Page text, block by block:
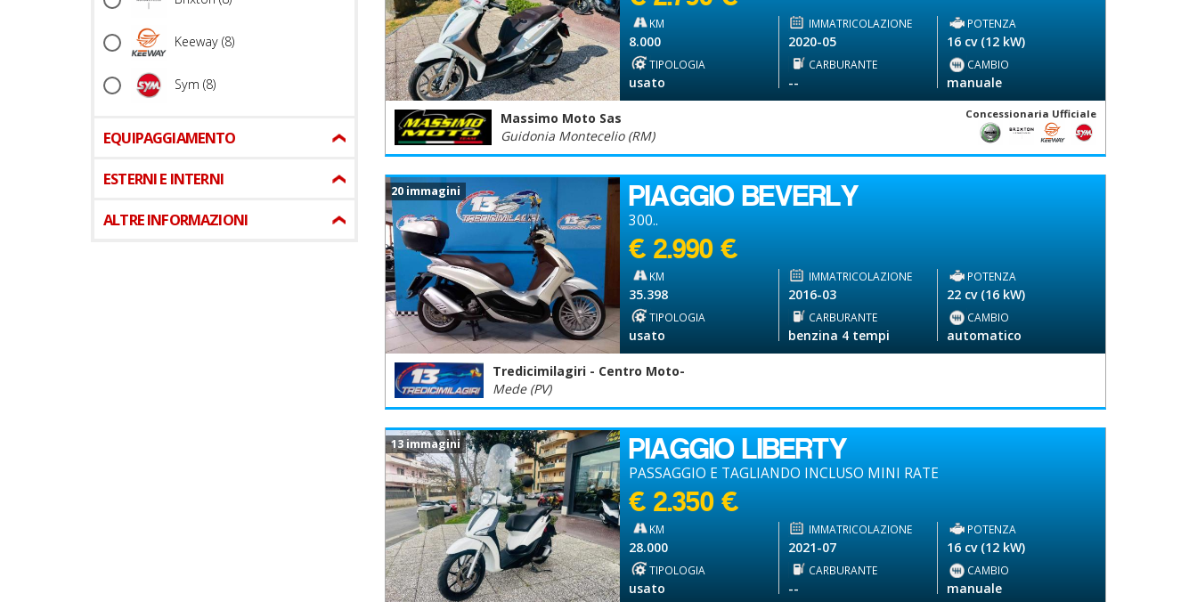
Keeway (8)
Sym (8)
EQUIPAGGIAMENTO
ESTERNI E INTERNI
ALTRE INFORMAZIONI
KM
8.000
IMMATRICOLAZIONE
2020-05
POTENZA
16 cv (12 kW)
TIPOLOGIA
usato
CARBURANTE
--
CAMBIO
manuale
Massimo Moto Sas
Guidonia Montecelio (RM)
Concessionaria Ufficiale
20 immagini PIAGGIO BEVERLY
300..
€ 2.990 €
KM
35.398
IMMATRICOLAZIONE
2016-03
POTENZA
22 cv (16 kW)
TIPOLOGIA
usato
CARBURANTE
benzina 4 tempi
CAMBIO
automatico
Tredicimilagiri - Centro Moto-
Mede (PV)
13 immagini PIAGGIO LIBERTY
PASSAGGIO E TAGLIANDO INCLUSO MINI RATE
€ 2.350 €
KM
28.000
IMMATRICOLAZIONE
2021-07
POTENZA
16 cv (12 kW)
TIPOLOGIA
usato
CARBURANTE
--
CAMBIO
manuale